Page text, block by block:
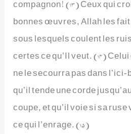
compagnon! (13) Ceux qui
bonnes œuvres, Allah les
sous lesquels coulent les
certes ce qu’Il veut. (14)
ne le secourra pas dans
qu’il tende une corde
coupe, et qu’il voie si sa
ce qui l’enrage. (15)